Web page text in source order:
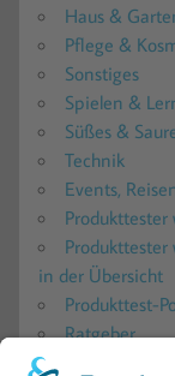
Haus &
Pflege &
Sonstiges
Spielen &
Süßes &
Technik
Events,
Produkttester
in der Übersicht
Produkttest-
Ratgeber